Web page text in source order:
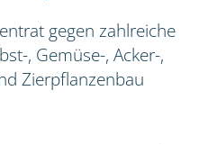
gegen zahlreiche
, Gemüse-, Acker-,
Zierpflanzenbau